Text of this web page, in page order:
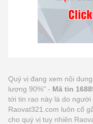
Quý vị đang xem nội
lượng 90%" - Mã tin
tới tin rao này là do người
Raovat321.com luôn cố
cho quý vị tuy nhiên